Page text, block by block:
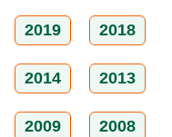
2019 2018
2014 2013
2009 2008